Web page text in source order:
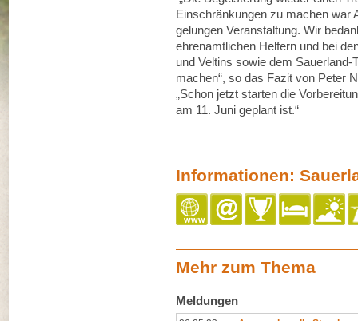
Einschränkungen zu machen war
gelungen Veranstaltung. Wir
ehrenamtlichen Helfern und bei
und Veltins sowie dem
machen“, so das Fazit von Peter
„Schon jetzt starten die
am 11. Juni geplant ist.“
Informationen:
Mehr zum Thema
Meldungen